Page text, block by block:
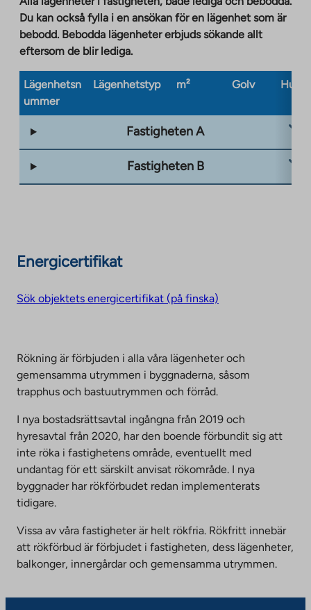
Du kan också fylla i en ansökan för en lägenhet som är
bebodd. Bebodda lägenheter erbjuds sökande allt
eftersom de blir lediga.
Lägenhetsn
ummer
Lägenhetstyp m² Golv
Fastigheten A
Fastigheten B
Energicertifikat
Sök objektets energicertifikat (på finska)
Rökning är förbjuden i alla våra lägenheter och
gemensamma utrymmen i byggnaderna, såsom
trapphus och bastuutrymmen och förråd.
I nya bostadsrättsavtal ingångna från 2019 och
hyresavtal från 2020, har den boende förbundit sig att
inte röka i fastighetens område, eventuellt med
undantag för ett särskilt anvisat rökområde. I nya
byggnader har rökförbudet redan implementerats
tidigare.
Vissa av våra fastigheter är helt rökfria. Rökfritt innebär
att rökförbud är förbjudet i fastigheten, dess lägenheter,
balkonger, innergårdar och gemensamma utrymmen.